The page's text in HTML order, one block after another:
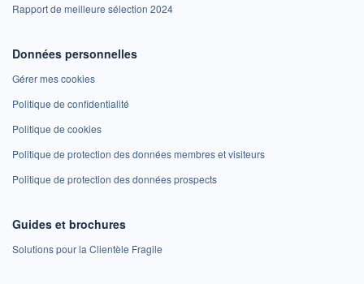
Rapport de meilleure sélection 2024
Données personnelles
Gérer mes cookies
Politique de confidentialité
Politique de cookies
Politique de protection des données membres et visiteurs
Politique de protection des données prospects
Guides et brochures
Solutions pour la Clientèle Fragile